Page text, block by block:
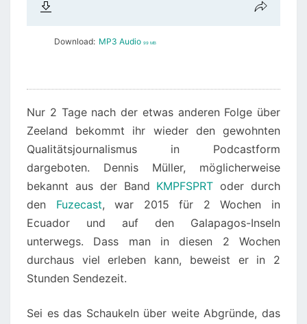
Download: MP3 Audio 99 MB
Nur 2 Tage nach der etwas anderen Folge über
Zeeland bekommt ihr wieder den gewohnten
Qualitätsjournalismus in Podcastform
dargeboten. Dennis Müller, möglicherweise
bekannt aus der Band KMPFSPRT oder durch
den Fuzecast, war 2015 für 2 Wochen in
Ecuador und auf den Galapagos-Inseln
unterwegs. Dass man in diesen 2 Wochen
durchaus viel erleben kann, beweist er in 2
Stunden Sendezeit.
Sei es das Schaukeln über weite Abgründe, das